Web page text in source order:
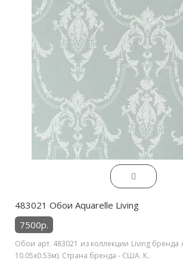
483021 Обои Aquarelle Living
7500р.
Обои арт. 483021 из коллекции Living бренда
10.05х0.53м). Страна бренда - США. К..